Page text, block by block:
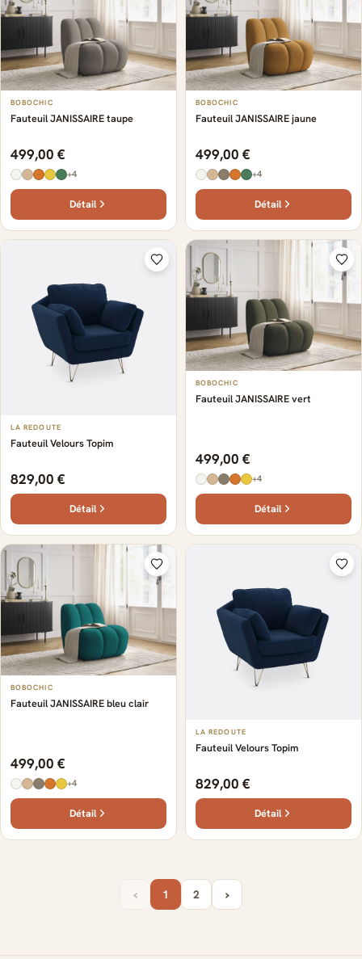
BOBOCHIC
Fauteuil JANISSAIRE taupe
499,00 €
+4
Détail
BOBOCHIC
Fauteuil JANISSAIRE jaune
499,00 €
+4
Détail
LA REDOUTE
Fauteuil Velours Topim
829,00 €
Détail
BOBOCHIC
Fauteuil JANISSAIRE vert
499,00 €
+4
Détail
BOBOCHIC
Fauteuil JANISSAIRE bleu clair
499,00 €
+4
Détail
LA REDOUTE
Fauteuil Velours Topim
829,00 €
Détail
‹ 1 2 ›